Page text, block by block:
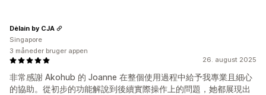
26. august 2025
非常感謝 Akohub 的 Joanne 在整個使用過程中給予我專業且細心
的協助。從初步的功能解說到後續實際操作上的問題，她都展現出
Dèlain by CJA
Singapore
3 måneder bruger appen